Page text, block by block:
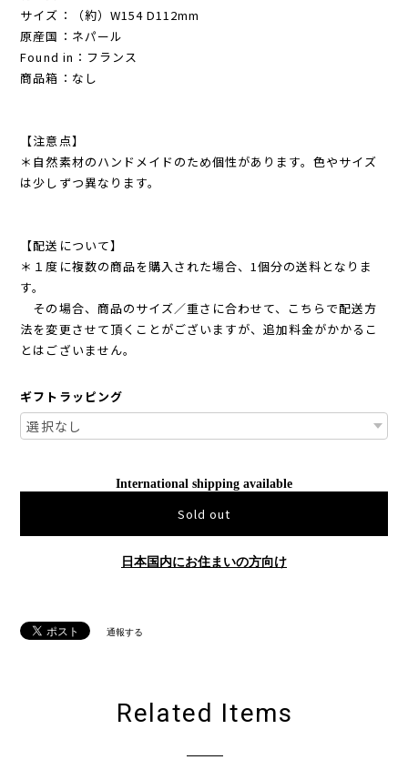
サイズ：（約）W154 D112mm
原産国：ネパール
Found in：フランス
商品箱：なし
【注意点】
＊自然素材のハンドメイドのため個性があります。色やサイズ
は少しずつ異なります。
【配送について】
＊１度に複数の商品を購入された場合、1個分の送料となりま
す。
その場合、商品のサイズ／重さに合わせて、こちらで配送方
法を変更させて頂くことがございますが、追加料金がかかるこ
とはございません。
ギフトラッピング
International shipping available
Sold out
日本国内にお住まいの方向け
通報する
Related Items